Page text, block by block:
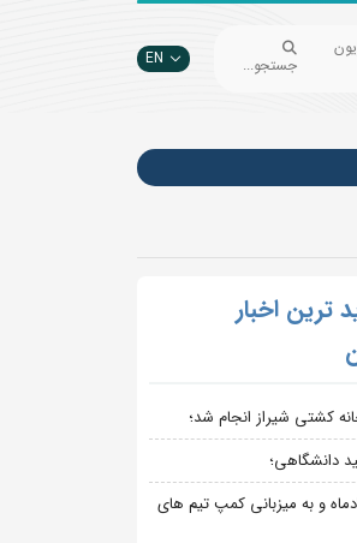
جستجو... EN
ترین اخبار
کشتی شیراز انجام شد؛
دانشگاهی؛
19 مردادماه و به میزبانی کمپ تیم های